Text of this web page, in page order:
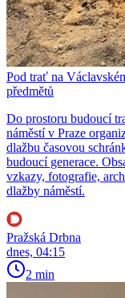
Pod trať na
předmětů
Do prostoru budoucí
náměstí v Praze
dlažbu časovou
budoucí generace.
vzkazy, fotografie,
dlažby náměstí.
Pražská Drbna
dnes, 04:15
2 min